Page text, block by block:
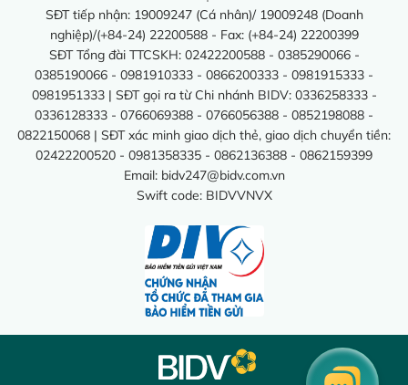
SĐT tiếp nhận: 19009247 (Cá nhân)/ 19009248 (Doanh
nghiệp)/(+84-24) 22200588 - Fax: (+84-24) 22200399
SĐT Tổng đài TTCSKH: 02422200588 - 0385290066 -
0385190066 - 0981910333 - 0866200333 - 0981915333 -
0981951333 | SĐT gọi ra từ Chi nhánh BIDV: 0336258333 -
0336128333 - 0766069388 - 0766056388 - 0852198088 -
0822150068 | SĐT xác minh giao dịch thẻ, giao dịch chuyển tiền:
02422200520 - 0981358335 - 0862136388 - 0862159399
Email: bidv247@bidv.com.vn
Swift code: BIDVVNVX